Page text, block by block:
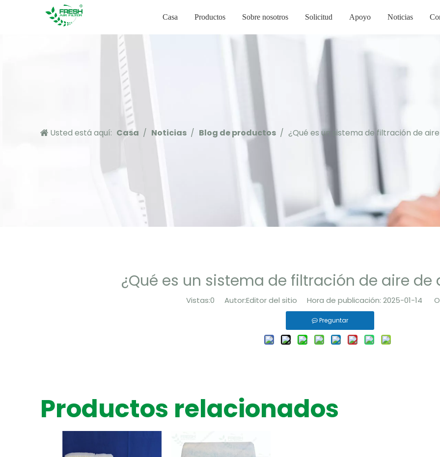
Casa Productos Sobre nosotros Solicitud Apoyo Noticias
Usted está aquí: Casa / Noticias / Blog de productos / ¿Qué es un sistema de filtración de
¿Qué es un sistema de filtración de aire de
Vistas:0 Autor:Editor del sitio Hora de publicación: 2025-01-14
Preguntar
Productos relacionados